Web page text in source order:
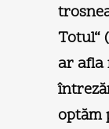
Totul“
ar afla
optăm